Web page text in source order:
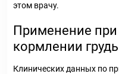
этом врачу.
Применение
кормлении
Клинических данных по